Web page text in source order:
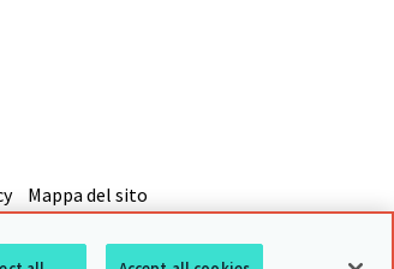
Mappa del sito